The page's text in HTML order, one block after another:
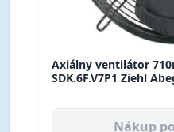
Axiálny ventilátor
SDK.6F.V7P1 Ziehl
Nákup